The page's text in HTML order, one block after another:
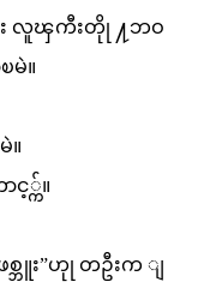
လူၾကီးတိုု ႔ဘဝ
မဲ။
။
က်။
စ္ဘူး”ဟုု တဦးက ျ